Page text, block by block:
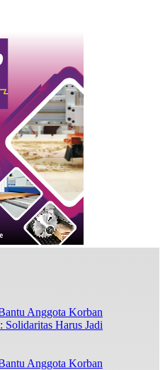
Anggota Korban